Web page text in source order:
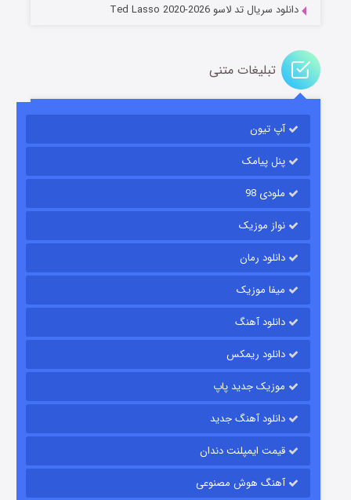
قسمت
دانلود سریال تد لاسو Ted Lasso 2020-2026
تبلیغات متنی
آپ تیون
پنل پیامک
ملودی 98
نواز موزیک
دانلود رمان
میفا موزیک
دانلود آهنگ
دانلود ریمکس
موزیک جدید پاپ
دانلود آهنگ جدید
قیمت ایمپلنت دندان
آهنگ هوش مصنوعی